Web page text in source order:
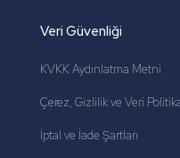
Veri Güvenliği
KVKK Aydınlatma Metni
Çerez, Gizlilik ve Veri
İptal ve İade Şartları